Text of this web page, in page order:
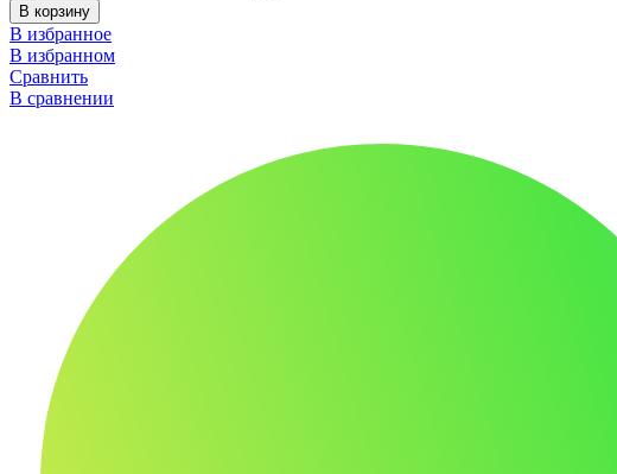
В корзину
В избранное
В избранном
Сравнить
В сравнении